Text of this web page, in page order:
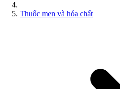
Thuốc men và hóa chất